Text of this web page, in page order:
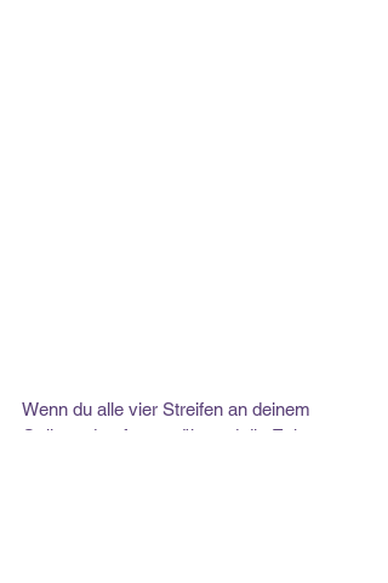
Wenn du alle vier Streifen an deinem
Quiltquadrat festgenäht und die Ecken